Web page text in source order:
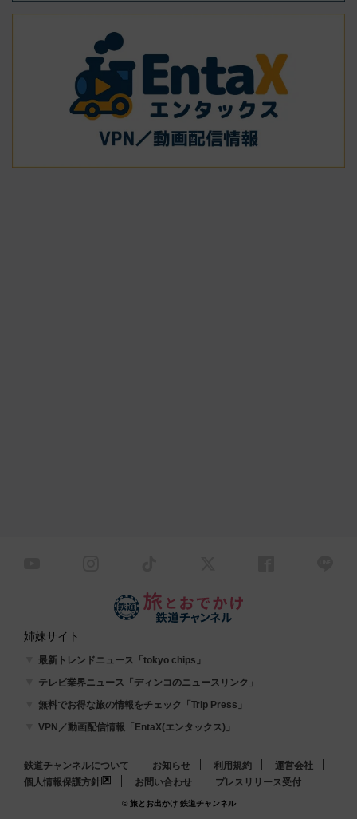
姉妹サイト
最新トレンドニュース「tokyo chips」
テレビ業界ニュース「ディンコのニュースリンク」
無料でお得な旅の情報をチェック「Trip Press」
VPN／動画配信情報「EntaX(エンタックス)」
鉄道チャンネルについて お知らせ 利用規約
運営会社
個人情報保護方針
お問い合わせ プレスリリース受付
© 旅とお出かけ 鉄道チャンネル